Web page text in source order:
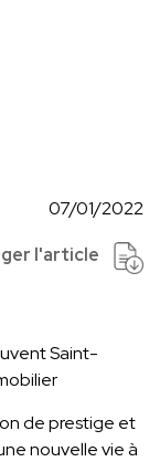
07/01/2022
l'article
Saint-
de prestige et
nouvelle vie à